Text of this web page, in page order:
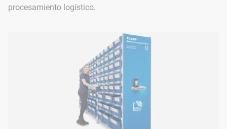
procesamiento logístico.